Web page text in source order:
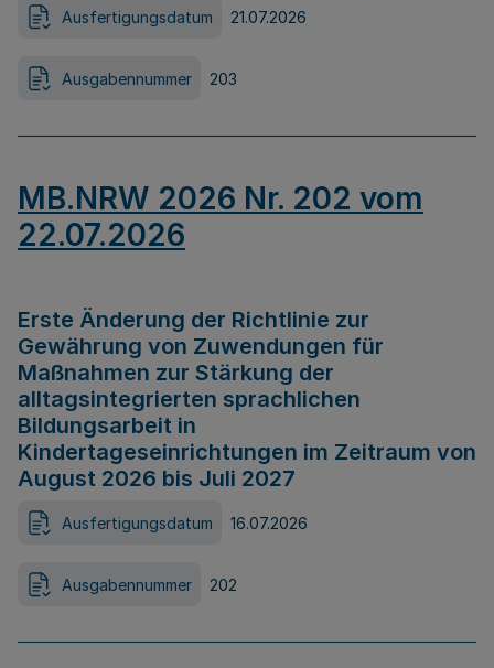
Ausfertigungsdatum 21.07.2026
Ausgabennummer 203
MB.NRW 2026 Nr. 202 vom
22.07.2026
Erste Änderung der Richtlinie zur
Gewährung von Zuwendungen für
Maßnahmen zur Stärkung der
alltagsintegrierten sprachlichen
Bildungsarbeit in
Kindertageseinrichtungen im Zeitraum von
August 2026 bis Juli 2027
Ausfertigungsdatum 16.07.2026
Ausgabennummer 202